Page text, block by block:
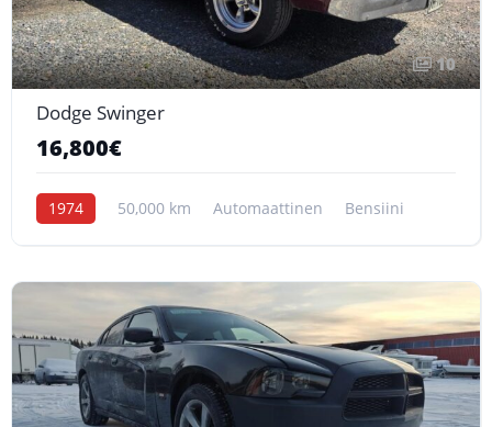
10
Dodge Swinger
16,800€
1974 50,000 km Automaattinen Bensiini